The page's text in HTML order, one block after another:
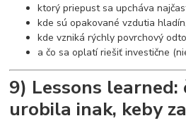
ktorý priepust sa upcháva
kde sú opakované vzdutia hladín,
kde vzniká rýchly povrchový
a čo sa oplatí riešiť investične
9) Lessons learned:
urobila inak, keby